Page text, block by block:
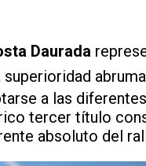
Daurada
a las
tercer título
absoluto del